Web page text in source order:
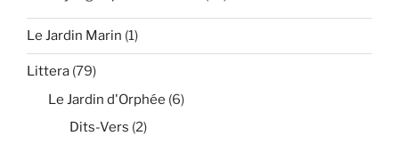
Le Jardin Marin (1)
Littera (79)
Le Jardin d'Orphée (6)
Dits-Vers (2)